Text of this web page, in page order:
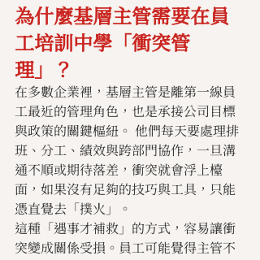
為什麼基層主管需要在員
工培訓中學「衝突管
理」？
在多數企業裡，基層主管是離第一線員
工最近的管理角色，也是承接公司目標
與政策的關鍵樞紐。 他們每天要處理排
班、分工、績效與跨部門協作，一旦溝
通不順或期待落差，衝突就會浮上檯
面，如果沒有足夠的技巧與工具，只能
憑直覺去「撲火」。
這種「遇事才補救」的方式，容易讓衝
突變成關係受損。員工可能覺得主管不